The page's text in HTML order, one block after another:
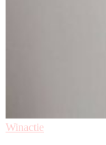
Winactie